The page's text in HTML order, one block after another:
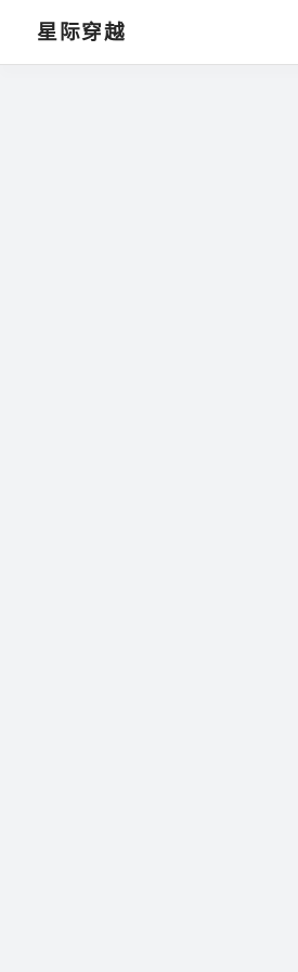
星际穿越
🗂️ 文章导航